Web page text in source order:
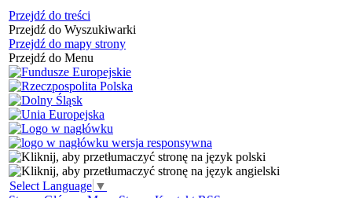
Przejdź do treści
Przejdź do Wyszukiwarki
Przejdź do mapy strony
Przejdź do Menu
Select Language ▼